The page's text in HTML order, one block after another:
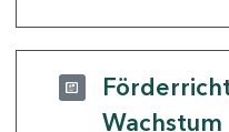
Wachstum